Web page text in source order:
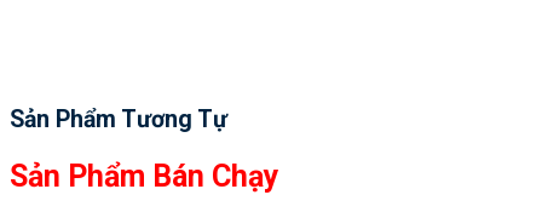
Sản Phẩm Tương Tự
Sản Phẩm Bán Chạy